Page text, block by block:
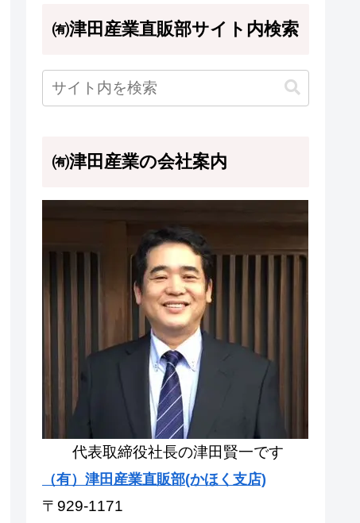
㈲津田産業直販部サイト内検索
㈲津田産業の会社案内
代表取締役社長の津田賢一です
（有）津田産業直販部(かほく支店)
〒929-1171